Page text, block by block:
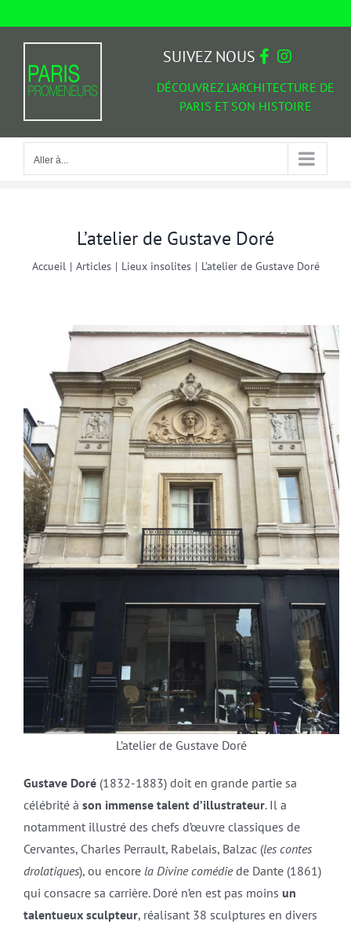
Aller à...
DÉCOUVREZ L'ARCHITECTURE DE
PARIS ET SON HISTOIRE
SUIVEZ NOUS
Aller à...
L’atelier de Gustave Doré
Accueil | Articles | Lieux insolites | L’atelier de Gustave Doré
L’atelier de Gustave Doré
Gustave Doré(1832-1883) doit en grande partie sa
célébrité à son immense talent d’illustrateur. Il a
notamment illustré des chefs d’œuvre classiques de
Cervantes, Charles Perrault, Rabelais, Balzac (les contes
drolatiques), ou encore la Divine comédiede Dante (1861)
qui consacre sa carrière. Doré n’en est pas moins un
talentueux sculpteur, réalisant 38 sculptures en divers